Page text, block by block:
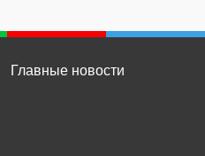
Главные новости